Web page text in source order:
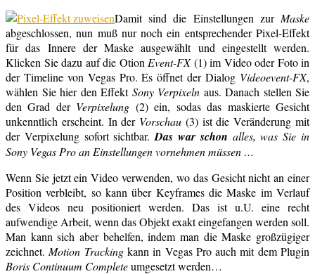
Damit sind die Einstellungen zur Maske
abgeschlossen, nun muß nur noch ein entsprechender Pixel-Effekt
für das Innere der Maske ausgewählt und eingestellt werden.
Klicken Sie dazu auf die Otion Event-FX(1) im Video oder Foto in
der Timeline von Vegas Pro. Es öffnet der Dialog Videoevent-FX,
wählen Sie hier den Effekt Sony Verpixeln aus. Danach stellen Sie
den Grad der Verpixelung (2) ein, sodas das maskierte Gesicht
unkenntlich erscheint. In der Vorschau (3) ist die Veränderung mit
der Verpixelung sofort sichtbar.Das war schon alles, was Sie in
Sony Vegas Pro an Einstellungen vornehmen müssen …
Wenn Sie jetzt ein Video verwenden, wo das Gesicht nicht an einer
Position verbleibt, so kann über Keyframes die Maske im Verlauf
des Videos neu positioniert werden. Das ist u.U. eine recht
aufwendige Arbeit, wenn das Objekt exakt eingefangen werden soll.
Man kann sich aber behelfen, indem man die Maske großzügiger
zeichnet. Motion Trackingkann in Vegas Pro auch mit dem Plugin
Boris Continuum Completeumgesetzt werden…